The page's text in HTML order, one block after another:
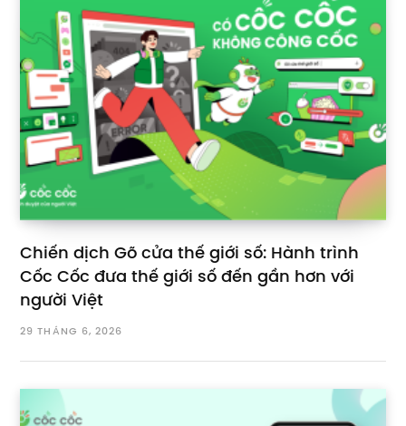
Chiến dịch Gõ cửa thế giới số: Hành trình
Cốc Cốc đưa thế giới số đến gần hơn với
người Việt
29 THÁNG 6, 2026